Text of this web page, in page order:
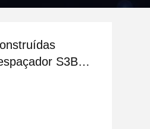
S3B
dos navios dos